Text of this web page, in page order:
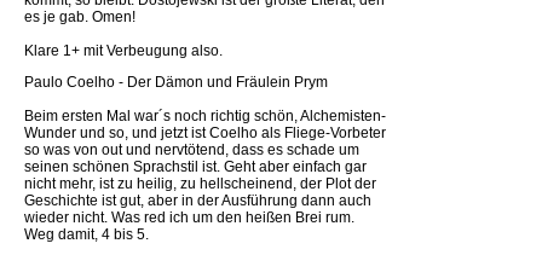
es je gab. Omen!
Klare 1+ mit Verbeugung also.
Paulo Coelho - Der Dämon und Fräulein Prym
Beim ersten Mal war´s noch richtig schön, Alchemisten-
Wunder und so, und jetzt ist Coelho als Fliege-Vorbeter
so was von out und nervtötend, dass es schade um
seinen schönen Sprachstil ist. Geht aber einfach gar
nicht mehr, ist zu heilig, zu hellscheinend, der Plot der
Geschichte ist gut, aber in der Ausführung dann auch
wieder nicht. Was red ich um den heißen Brei rum.
Weg damit, 4 bis 5.